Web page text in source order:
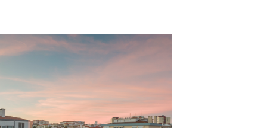
A Concept Fusion demonstra, neste e
noutros seus trabalhos, uma notável
sensibilidade aos temas com que hoje em
dia a disciplina arquitectónica
acentuadamente se confronta.
Explorando o seu potencial mobilizador,